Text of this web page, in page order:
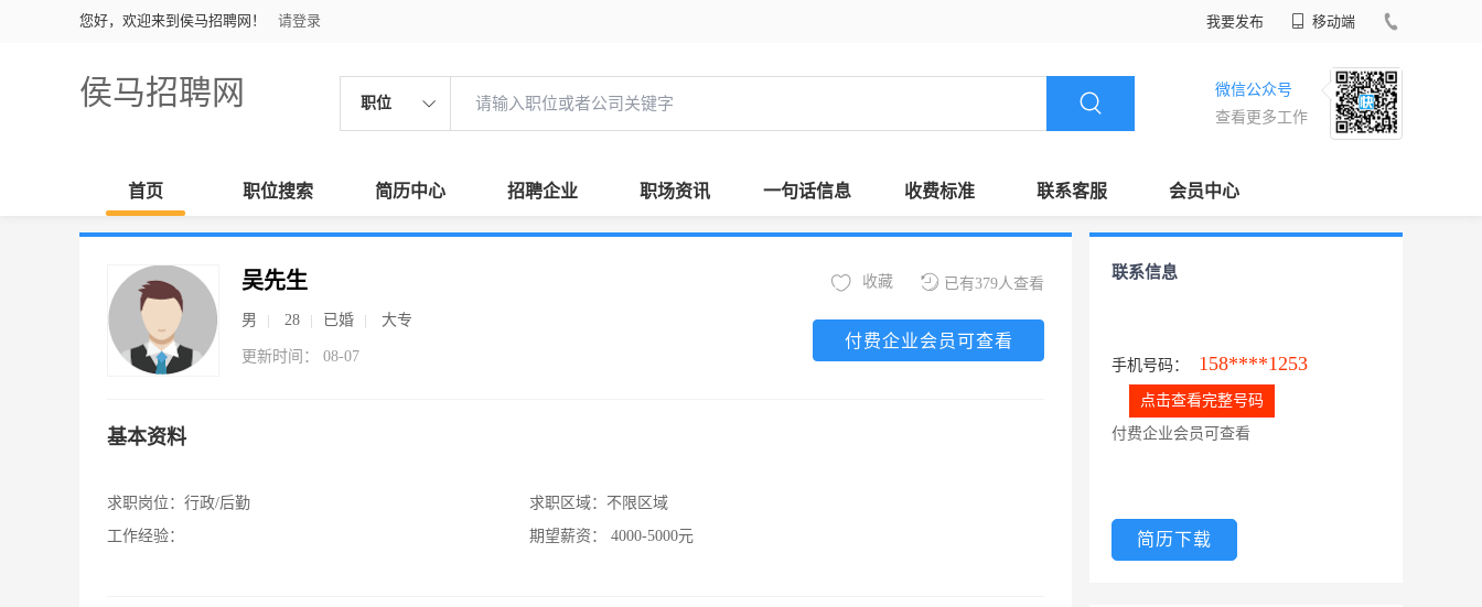
您好，欢迎来到侯马招聘网！ 请登录 我要发布 移动端
侯马招聘网 职位
微信公众号
查看更多工作
首页 职位搜索 简历中心 招聘企业 职场资讯 一句话信息 收费标准 联系客服 会员中心
吴先生
男 28 已婚 大专
更新时间： 08-07
已有379人查看
收藏
付费企业会员可查看
基本资料
求职岗位： 行政/后勤
工作经验：
求职区域： 不限区域
期望薪资：
4000-5000元
联系信息
手机号码： 158****1253
点击查看完整号码
付费企业会员可查看
简历下载